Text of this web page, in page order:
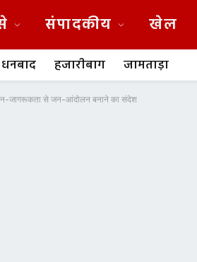
संपादकीय खेल
धनबाद हजारीबाग जामताड़ा
जन-जागरूकता से जन-आंदोलन बनाने का संदेश